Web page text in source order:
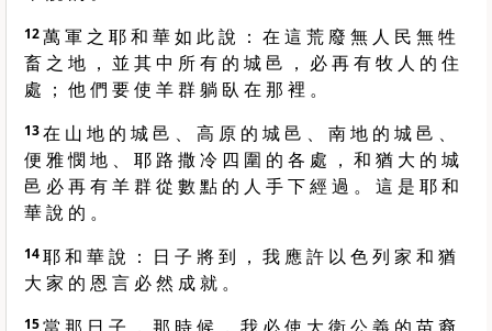
12萬 軍 之 耶 和 華 如 此 說 ： 在 這 荒 廢 無 人 民 無 牲
畜 之 地 ， 並 其 中 所 有 的 城 邑 ， 必 再 有 牧 人 的 住
處 ； 他 們 要 使 羊 群 躺 臥 在 那 裡 。
13在 山 地 的 城 邑 、 高 原 的 城 邑 、 南 地 的 城 邑 、
便 雅 憫 地 、 耶 路 撒 冷 四 圍 的 各 處 ， 和 猶 大 的 城
邑 必 再 有 羊 群 從 數 點 的 人 手 下 經 過 。 這 是 耶 和
華 說 的 。
14耶 和 華 說 ： 日 子 將 到 ， 我 應 許 以 色 列 家 和 猶
大 家 的 恩 言 必 然 成 就 。
15